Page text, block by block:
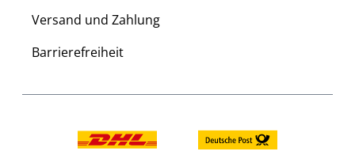
Versand und Zahlung
Barrierefreiheit